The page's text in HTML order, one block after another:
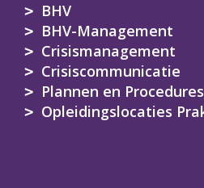
BHV
BHV-Management
Crisismanagement
Crisiscommunicatie
Plannen en Procedures
Opleidingslocaties